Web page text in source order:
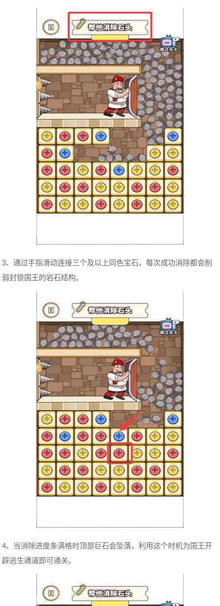
3、通过手指滑动连接三个及以上同色宝石，每次成功消除都会削
弱封锁国王的岩石结构。
4、当消除进度条满格时顶部巨石会坠落，利用这个时机为国王开
辟逃生通道即可通关。